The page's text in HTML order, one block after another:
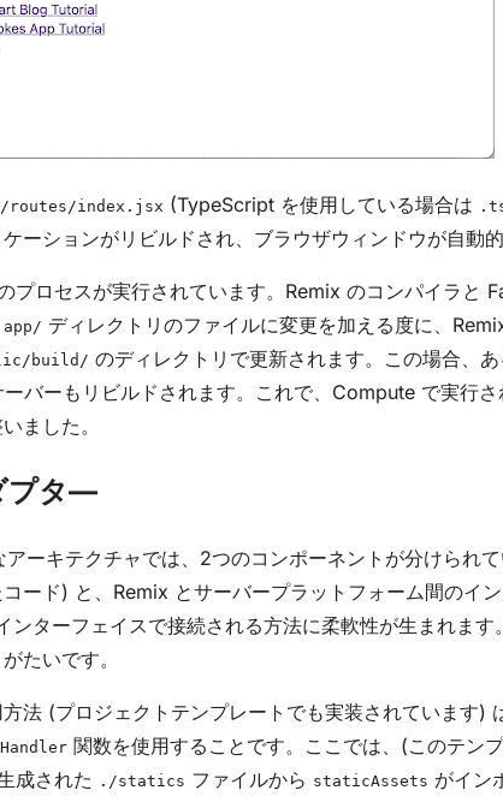
routes/index.jsx (TypeScript を使用している場合は
ーションがリビルドされ、ブラウザウィンドウが自動
プロセスが実行されています。Remix のコンパイラと
app/ ディレクトリのファイルに変更を加える度に、
build/ のディレクトリで更新されます。この場合、
バーもリビルドされます。これで、Compute で実行
ました。
プタ―
ーキテクチャでは、2つのコンポーネントが分けられ
ード) と、Remix とサーバープラットフォーム間のイ
ンターフェイスで接続される方法に柔軟性が生まれま
たいです。
法 (プロジェクトテンプレートでも実装されています
関数を使用することです。ここでは、(このテン
成された
./statics ファイルから staticAssets がイン